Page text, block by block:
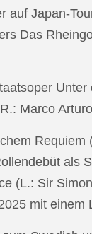
Japan-
Das
Marco
als
(L.: Sir
mit einem